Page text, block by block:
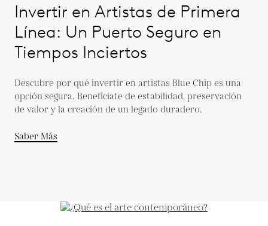
Invertir en Artistas de Primera
Línea: Un Puerto Seguro en
Tiempos Inciertos
Descubre por qué invertir en artistas Blue Chip es una
opción segura. Benefíciate de estabilidad, preservación
de valor y la creación de un legado duradero.
Saber Más